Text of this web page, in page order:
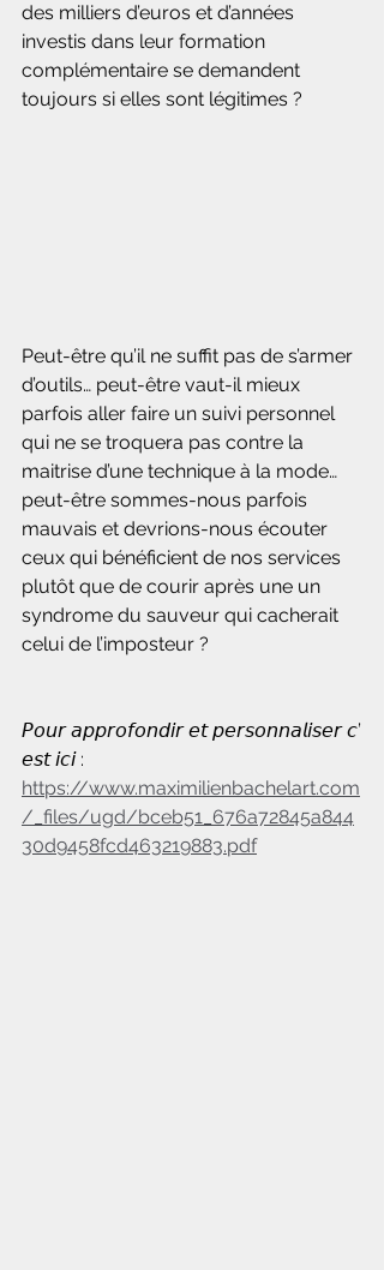
des milliers d’euros et d’années
investis dans leur formation
complémentaire se demandent
toujours si elles sont légitimes ?
Peut-être qu’il ne suffit pas de s’armer
d’outils… peut-être vaut-il mieux
parfois aller faire un suivi personnel
qui ne se troquera pas contre la
maitrise d’une technique à la mode…
peut-être sommes-nous parfois
mauvais et devrions-nous écouter
ceux qui bénéficient de nos services
plutôt que de courir après une un
syndrome du sauveur qui cacherait
celui de l’imposteur ?
𝘗𝘰𝘶𝘳 𝘢𝘱𝘱𝘳𝘰𝘧𝘰𝘯𝘥𝘪𝘳 𝘦𝘵 𝘱𝘦𝘳𝘴𝘰𝘯𝘯𝘢𝘭𝘪𝘴𝘦𝘳 𝘤’
𝘦𝘴𝘵 𝘪𝘤𝘪 :
https://www.maximilienbachelart.com
/_files/ugd/bceb51_676a72845a844
30d9458fcd463219883.pdf